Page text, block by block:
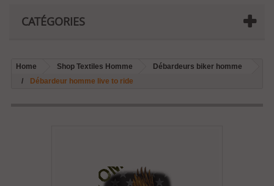
CATÉGORIES
Home Shop Textiles Homme
Débardeurs biker homme
Débardeur homme live to ride